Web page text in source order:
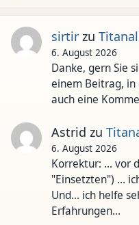
sirtirzu
6. August 2026
Danke, gern Sie
einem Beitrag, in
auch eine
Astrid zu
6. August 2026
Korrektur: ... vor
"Einsetzten") ...
Und... ich helfe
Erfahrungen…